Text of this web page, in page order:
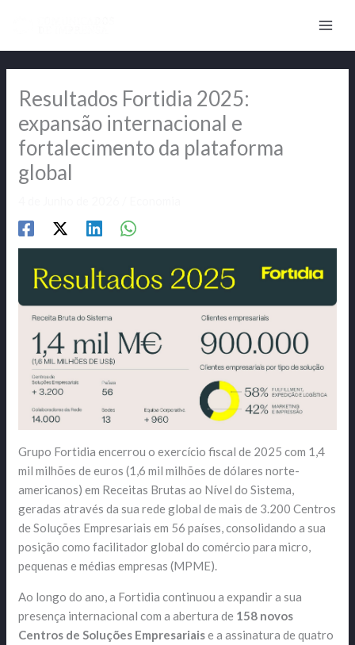
Resultados Fortidia 2025:
expansão internacional e
fortalecimento da plataforma
global
Grupo Fortidia encerrou o exercício fiscal de 2025 com 1,4
mil milhões de euros (1,6 mil milhões de dólares norte-
americanos) em Receitas Brutas ao Nível do Sistema,
geradas através da sua rede global de mais de 3.200 Centros
de Soluções Empresariais em 56 países, consolidando a sua
posição como facilitador global do comércio para micro,
pequenas e médias empresas (MPME).
Ao longo do ano, a Fortidia continuou a expandir a sua
presença internacional com a abertura de 158 novos
Centros de Soluções Empresariaise a assinatura de quatro